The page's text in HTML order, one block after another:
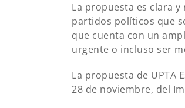
La propuesta es clara
partidos políticos que
que cuenta con un
urgente o incluso ser
La propuesta de UPTA
28 de noviembre, del